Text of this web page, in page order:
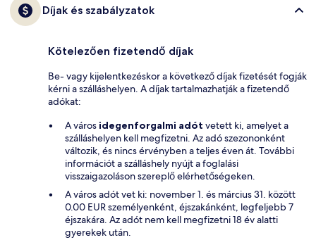
Díjak és szabályzatok
Kötelezően fizetendő díjak
Be- vagy kijelentkezéskor a következő díjak fizetését fogják
kérni a szálláshelyen. A díjak tartalmazhatják a fizetendő
adókat:
A városidegenforgalmi adót vetett ki, amelyet a
szálláshelyen kell megfizetni. Az adó szezononként
változik, és nincs érvényben a teljes éven át. További
információt a szálláshely nyújt a foglalási
visszaigazoláson szereplő elérhetőségeken.
A város adót vet ki: november 1. és március 31. között
0.00 EUR személyenként, éjszakánként, legfeljebb 7
éjszakára. Az adót nem kell megfizetni 18 év alatti
gyerekek után.